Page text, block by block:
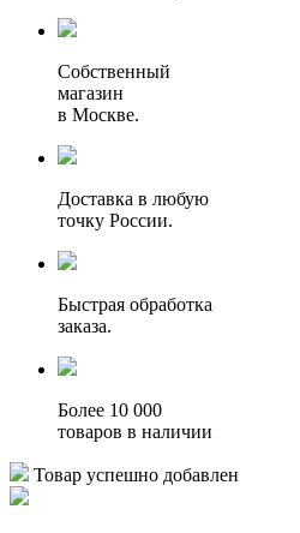
Собственный
магазин
в Москве.
Доставка в любую
точку России.
Быстрая обработка
заказа.
Более 10 000
товаров в наличии
Товар успешно добавлен